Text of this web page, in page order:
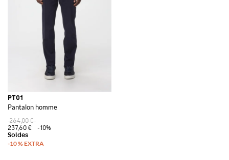
PT01
Pantalon homme
264,00 €
237,60 €
-10%